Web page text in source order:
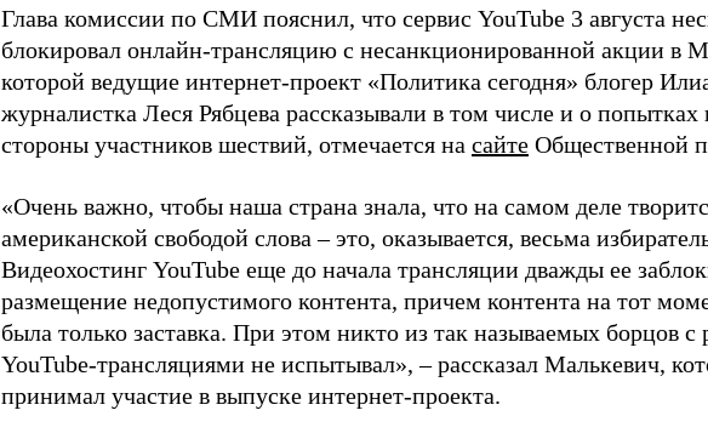
Глава комиссии по СМИ пояснил, что сервис YouTube 3 августа
блокировал онлайн-трансляцию с несанкционированной акции в
которой ведущие интернет-проект «Политика сегодня» блогер
журналистка Леся Рябцева рассказывали в том числе и о попытках
стороны участников шествий, отмечается на сайте Общественной
«Очень важно, чтобы наша страна знала, что на самом деле
американской свободой слова – это, оказывается, весьма
Видеохостинг YouTube еще до начала трансляции дважды ее
размещение недопустимого контента, причем контента на тот
была только заставка. При этом никто из так называемых борцов
YouTube-трансляциями не испытывал», – рассказал Малькевич,
принимал участие в выпуске интернет-проекта.